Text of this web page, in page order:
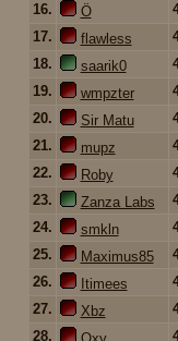
16.
Ö
17.
flawless
18.
saarik0
19.
wmpzter
20.
Sir Matu
21.
mupz
22.
Roby
23.
Zanza Labs
24.
smkln
25.
Maximus85
26.
Itimees
27.
Xbz
28.